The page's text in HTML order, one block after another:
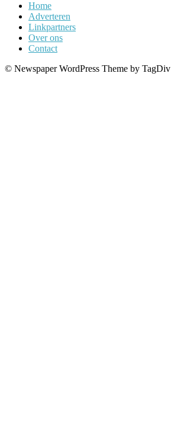
Home
Adverteren
Linkpartners
Over ons
Contact
© Newspaper WordPress Theme by TagDiv